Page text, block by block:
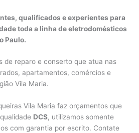
qualificados e experientes para
toda a linha de eletrodomésticos
Paulo.
de reparo e conserto que atua nas
apartamentos, comércios e
Vila Maria.
Vila Maria faz orçamentos que
DCS, utilizamos somente
com garantia por escrito. Contate